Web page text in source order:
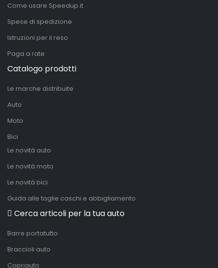
Come usare Speedup.it
Spese di spedizione
Istruzioni per il reso
Paga a rate
Catalogo prodotti
Le marche distribuite
Auto
Moto
Bici
Le novità auto
Le novità moto
Le novità bici
Guida alle taglie caschi e abbigliamento
Cerca articoli per la tua auto
Barre portatutto
Braccioli auto
Copriauto